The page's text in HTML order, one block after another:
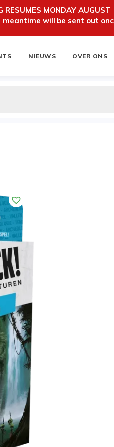
RESUMES MONDAY AUGUST
will be sent out
NIEUWS OVER ONS